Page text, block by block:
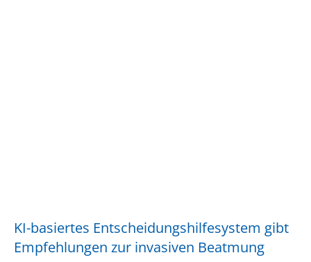
KI-basiertes Entscheidungshilfesystem gibt
Empfehlungen zur invasiven Beatmung